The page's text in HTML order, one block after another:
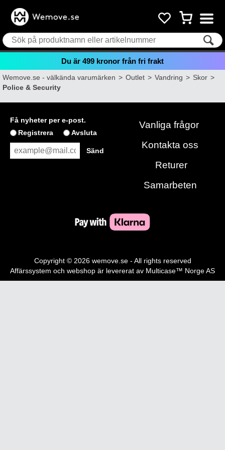
Du är 499 kronor från fri frakt
Wemove.se - välkända varumärken>Outlet>Vandring>Skor>
Police & Security
Få nyheter per e-post.
Registrera
Avsluta
Vanliga frågor
Kontakta oss
Returer
Samarbeten
Copyright © 2026 wemove.se - All rights reserved
Affärssystem och webshop är levererat av Multicase™ Norge AS